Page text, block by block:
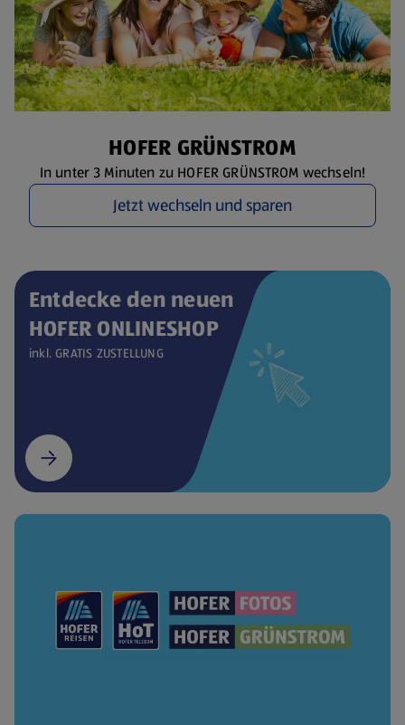
HOFER GRÜNSTROM
In unter 3 Minuten zu HOFER GRÜNSTROM wechseln!
Jetzt wechseln und sparen
Entdecke den neuen
HOFER ONLINESHOP
inkl. GRATIS ZUSTELLUNG
(öffnet in einem neuen Tab)